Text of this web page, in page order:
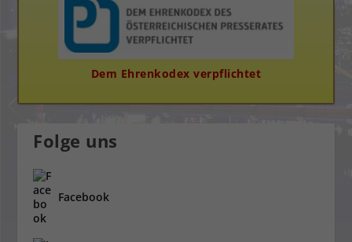
Dem Ehrenkodex verpflichtet
Folge uns
Facebook